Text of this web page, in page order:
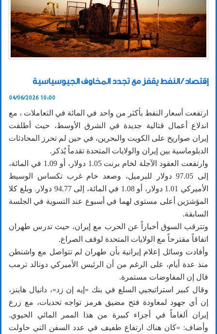
إقتصاد / النفط يقفز مع تجدد المخاوف الجيوسياسية
04/06/2026 10:00
ارتفعت أسعار النفط ‌بأكثر من واحد في المائة في التعاملات ، مع
اندلاع أعمال قتالية جديدة في الشرق الأوسط، حيث أطلقت
إيران ​صواريخ على الكويت والبحرين، في حين لم تحرز المحادثات
الدبلوماسية بين إيران والولايات المتحدة تقدماً يُذكر.
وارتفعت العقود الآجلة لخام برنت 1.05 دولار، أو 1.09 في المائة،
إلى 97.05 دولار للبرميل، وصعد خام غرب تكساس الوسيط
الأميركي 1.01 دولار، أو 1.08 في المائة، إلى 94.77 دولار. وبلغ كلا
المؤشرَين أعلى مستوى لهما في ‌أسبوع عند ‌التسوية في الجلسة
السابقة.
وتترقب السوق أخباراً عن الحرب مع إيران، حيث تدرس طهران
اتفاقاً مقترحاً مع الولايات المتحدة لوقف الصراع.
وأفادت وسائل إعلام ⁠إيرانية بأن طهران لم تتواصل ‌مع واشنطن
منذ عدة ‌أيام، على الرغم من أن الرئيس الأميركي دونالد ​ترمب
قال إن المفاوضات ‌مستمرة.
وقال كبير استراتيجيي السلع في بنك «إيه إن زد»، دانيال هاينز،
إن أي جهود لمعاودة فتح مضيق هرمز تواجه تحديات، مع زرع
إيران ألغاماً في أجزاء كبيرة من هذا الممر المائي الحيوي.
وأضاف: «كان هناك ارتفاع طفيف في ‌عدد السفن التي حاولت